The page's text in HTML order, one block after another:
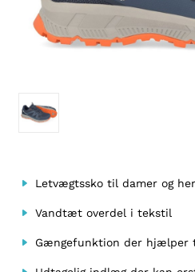
Letvægtssko til damer og
Vandtæt overdel i tekstil
Gængefunktion der hjælper